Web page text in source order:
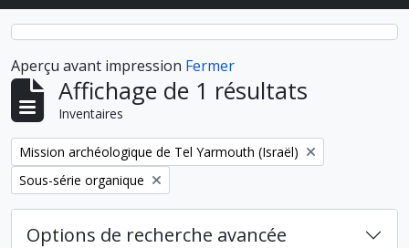
Aperçu avant impression Fermer
Affichage de 1 résultats
Inventaires
Remove filter:
Mission archéologique de Tel Yarmouth (Israël)
Remove filter:
Sous-série organique
Options de recherche avancée